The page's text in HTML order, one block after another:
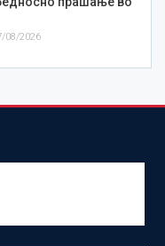
08/2026